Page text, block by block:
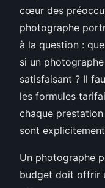
cœur des
photographe
à la question :
si un
satisfaisant ? Il
les formules
chaque
sont
Un photographe
budget doit offrir